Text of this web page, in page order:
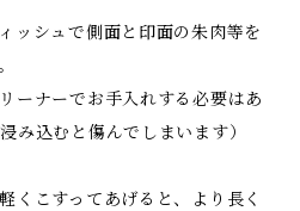
ッシュで側面と印面の朱肉等を
ーナーでお手入れする必要はあ
み込むと傷んでしまいます）
くこすってあげると、より長く